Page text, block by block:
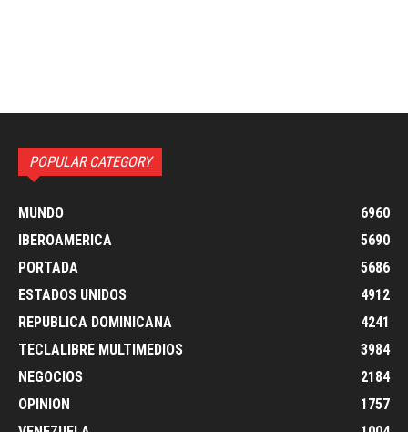
POPULAR CATEGORY
MUNDO
6960
IBEROAMERICA
5690
PORTADA
5686
ESTADOS UNIDOS
4912
REPUBLICA DOMINICANA
4241
TECLALIBRE MULTIMEDIOS
3984
NEGOCIOS
2184
OPINION
1757